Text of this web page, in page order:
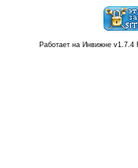
Работает на Инвижне